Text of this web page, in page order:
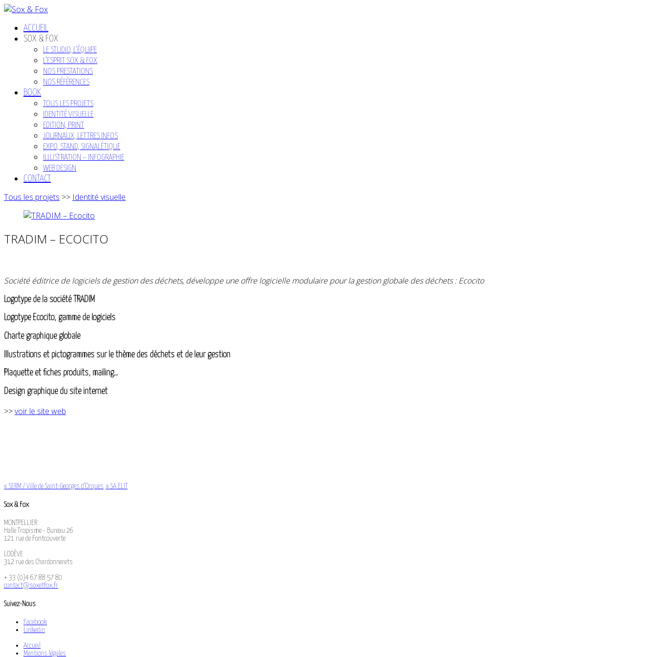
ACCUEIL
SOX & FOX
LE STUDIO, L’ÉQUIPE
L’ESPRIT SOX & FOX
NOS PRESTATIONS
NOS RÉFÉRENCES
BOOK
TOUS LES PROJETS
IDENTITÉ VISUELLE
EDITION, PRINT
JOURNAUX, LETTRES INFOS
EXPO, STAND, SIGNALÉTIQUE
ILLUSTRATION – INFOGRAPHIE
WEB DESIGN
CONTACT
Tous les projets >> Identité visuelle
TRADIM – ECOCITO
Société éditrice de logiciels de gestion des déchets, développe une offre logicielle modulaire pour la gestion globale des déchets : Ecocito
Logotype de la société TRADIM
Logotype Ecocito, gamme de logiciels
Charte graphique globale
Illustrations et pictogrammes sur le thème des déchets et de leur gestion
Plaquette et fiches produits, mailing…
Design graphique du site internet
>>voir le site web
« SERM / Ville de Saint-Georges d’Orques » SA ELIT
Sox & Fox
MONTPELLIER
Halle Tropisme - Bureau 26
121 rue de Fontcouverte
LODÈVE
312 rue des Chardonnerets
+ 33 (0)4 67 88 57 80
contact@soxetfox.fr
Suivez-Nous
Facebook
Linkedin
Accueil
Mentions légales